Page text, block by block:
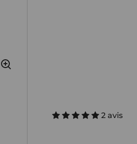
2 avis